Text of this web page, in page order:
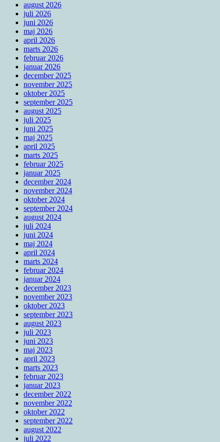
august 2026
juli 2026
juni 2026
maj 2026
april 2026
marts 2026
februar 2026
januar 2026
december 2025
november 2025
oktober 2025
september 2025
august 2025
juli 2025
juni 2025
maj 2025
april 2025
marts 2025
februar 2025
januar 2025
december 2024
november 2024
oktober 2024
september 2024
august 2024
juli 2024
juni 2024
maj 2024
april 2024
marts 2024
februar 2024
januar 2024
december 2023
november 2023
oktober 2023
september 2023
august 2023
juli 2023
juni 2023
maj 2023
april 2023
marts 2023
februar 2023
januar 2023
december 2022
november 2022
oktober 2022
september 2022
august 2022
juli 2022